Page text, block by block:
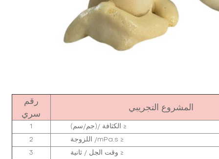
رقم
سري
المشروع التجريبي
1 الكثافة /(جم/سم) ≥
2 اللزوجة /mPa.s ≥
3 وقت الجل / ثانية ≥